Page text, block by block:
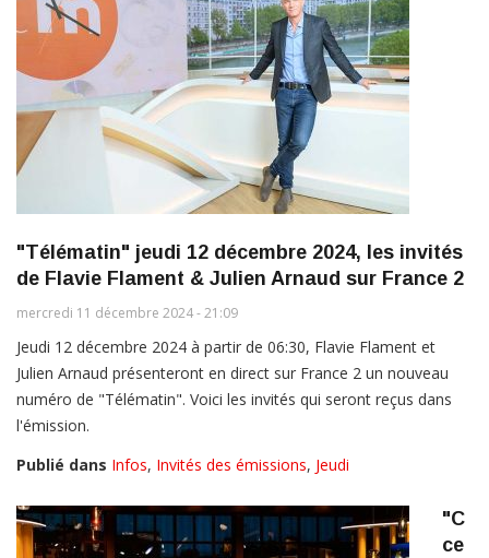
"Télématin" jeudi 12 décembre 2024, les invités
de Flavie Flament & Julien Arnaud sur France 2
mercredi 11 décembre 2024 - 21:09
Jeudi 12 décembre 2024 à partir de 06:30, Flavie Flament et
Julien Arnaud présenteront en direct sur France 2 un nouveau
numéro de "Télématin". Voici les invités qui seront reçus dans
l'émission.
Publié dans Infos, Invités des émissions, Jeudi
"C
ce